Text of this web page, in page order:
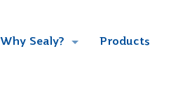
Why Sealy? Products